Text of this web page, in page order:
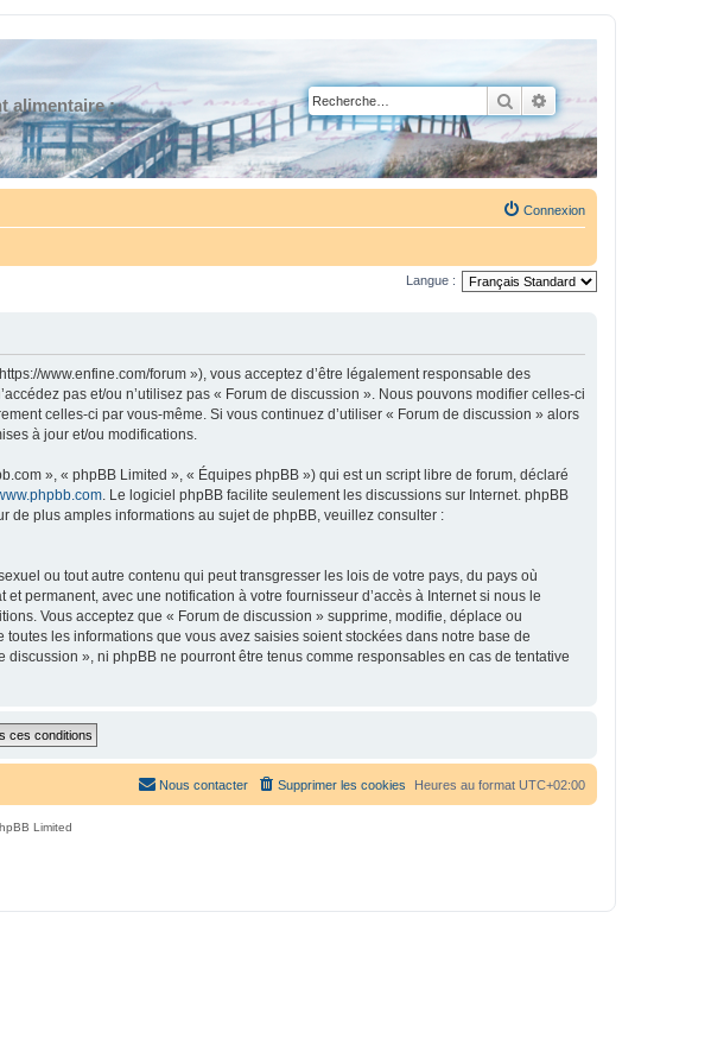
alimentaire :
Rechercher
Recherche avancée
Connexion
Langue :
www.enfine.com/forum »), vous acceptez d’être légalement responsable des
pas et/ou n’utilisez pas « Forum de discussion ». Nous pouvons modifier celles-ci
celles-ci par vous-même. Si vous continuez d’utiliser « Forum de discussion » alors
à jour et/ou modifications.
», « phpBB Limited », « Équipes phpBB ») qui est un script libre de forum, déclaré
. Le logiciel phpBB facilite seulement les discussions sur Internet. phpBB
de plus amples informations au sujet de phpBB, veuillez consulter :
ou tout autre contenu qui peut transgresser les lois de votre pays, du pays où
permanent, avec une notification à votre fournisseur d’accès à Internet si nous le
Vous acceptez que « Forum de discussion » supprime, modifie, déplace ou
les informations que vous avez saisies soient stockées dans notre base de
», ni phpBB ne pourront être tenus comme responsables en cas de tentative
Heures au format UTC+02:00
Supprimer les cookies
Nous contacter
Limited